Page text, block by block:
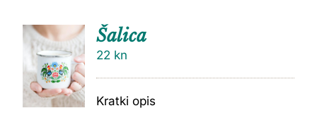
DODAJ
U
KOŠARI
CU
Šalica
22 kn
Kratki opis